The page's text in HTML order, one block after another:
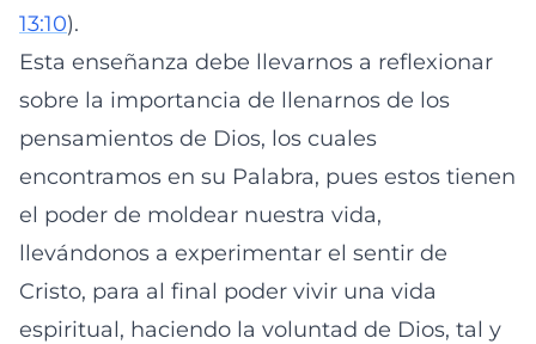
13:10).
Esta enseñanza debe llevarnos a reflexionar
sobre la importancia de llenarnos de los
pensamientos de Dios, los cuales
encontramos en su Palabra, pues estos tienen
el poder de moldear nuestra vida,
llevándonos a experimentar el sentir de
Cristo, para al final poder vivir una vida
espiritual, haciendo la voluntad de Dios, tal y